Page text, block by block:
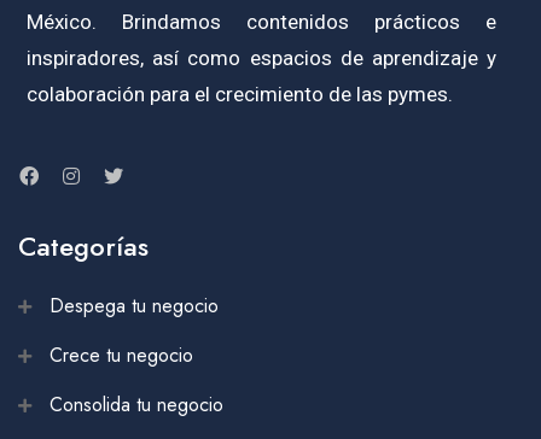
México. Brindamos contenidos prácticos e
inspiradores, así como espacios de aprendizaje y
colaboración para el crecimiento de las pymes.
Categorías
Despega tu negocio
Crece tu negocio
Consolida tu negocio